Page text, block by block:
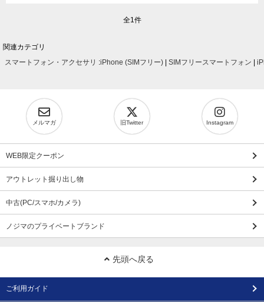
全1件
関連カテゴリ
スマートフォン・アクセサリ :iPhone (SIMフリー) SIMフリースマートフォン
メルマガ 旧Twitter Instagram
WEB限定クーポン
アウトレット掘り出し物
中古(PC/スマホ/カメラ)
ノジマのプライベートブランド
先頭へ戻る
ご利用ガイド